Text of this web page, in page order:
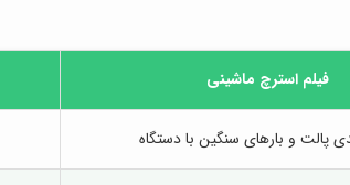
فیلم استرچ ماشینی
پالت و بارهای سنگین با دستگاه